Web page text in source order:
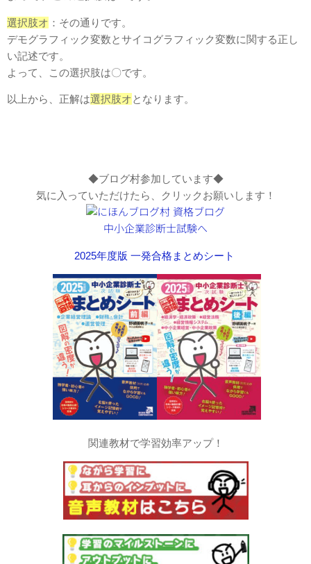
選択肢オ ：その通りです。
デモグラフィック変数とサイコグラフィック変数に関する正し
い記述です。
よって、この選択肢は〇です。
以上から、正解は選択肢オとなります。
◆ブログ村参加しています◆
気に入っていただけたら、クリックお願いします！
2025年度版 一発合格まとめシート
関連教材で学習効率アップ！